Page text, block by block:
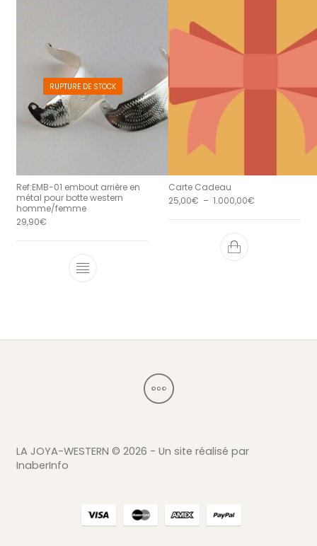
RUPTURE DE STOCK
Ref:EMB-01 embout arrière en
métal pour botte western
homme/femme
29,90€
Carte Cadeau
25,00€ – 1.000,00€Plage de prix :
Ce produit a
LA JOYA-WESTERN © 2026 - Un site réalisé par
InaberInfo